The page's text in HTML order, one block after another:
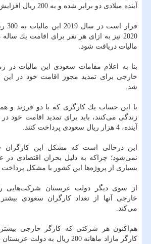
آینده میلادی دو برابر شده و به 200 ریال افزایش خواهد یافت.
قرار
مالیات دریافت شود.
بنا به اعلام مقامات سعودی این مالیات در
خارجی برای تمدید مجوز اقامت خود در این
شد.
با این حساب یك كارگری كه با دو فرزند و
آینده، 4 هزار ریال سعودی پرداخت كنند.
این درحالی‌ است كه مشكل این كارگران
نمی‌شود؛ چراكه به دلیل بحران اقتصادی در
بسیاری از پروژه‌ها این كشور با مشكل
از سوی دیگر دولت عربستان شركت‌هایی
خارجی آنها از تعداد كارگران سعودی
می‌كند.
هم‌اكنون هر شركتی كه كارگر خارجی
كارگر مازاد ماهانه 200 ریال به